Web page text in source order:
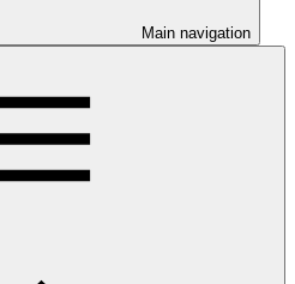
Main navigation